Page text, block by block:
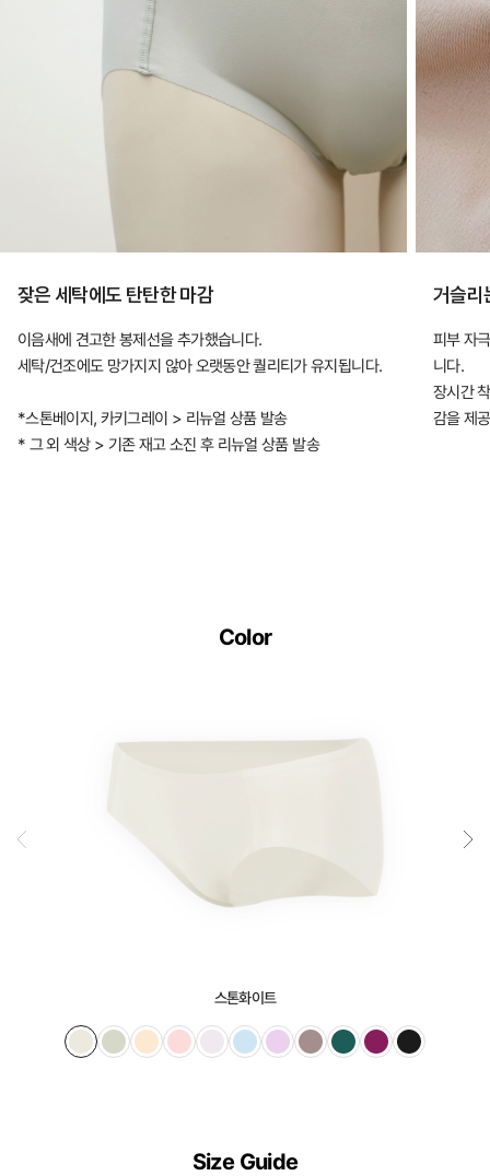
잦은 세탁에도 탄탄한 마감
이음새에 견고한 봉제선을 추가했습니다.
세탁/건조에도 망가지지 않아 오랫동안 퀄리티가 유지됩니다.
*스톤베이지, 카키그레이 > 리뉴얼 상품 발송
* 그 외 색상 > 기존 재고 소진 후 리뉴얼 상품 발송
거슬리
피부 자
니다.
장시간
감을 제
Color
스톤화이트
Size Guide